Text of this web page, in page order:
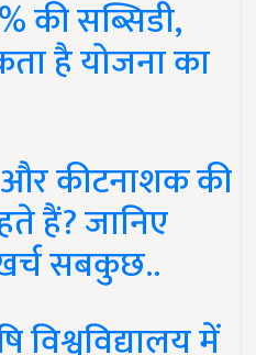
की सब्सिडी,
है योजना का
कीटनाशक की
हैं? जानिए
सबकुछ..
विश्वविद्यालय में